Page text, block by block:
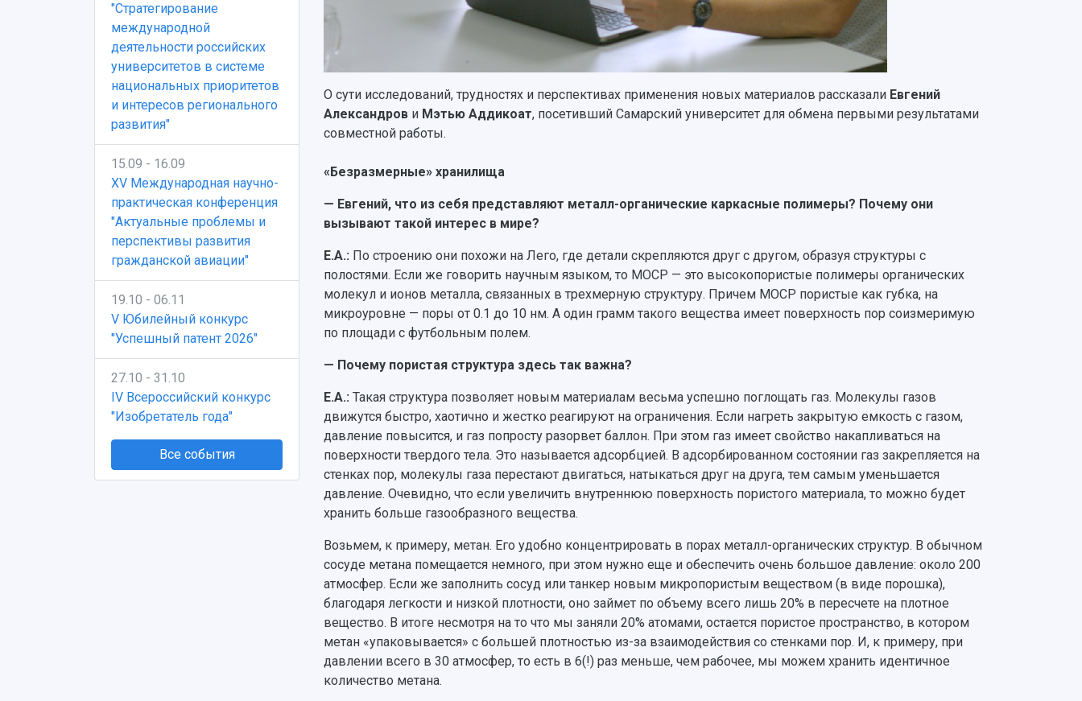
"Стратегирование
международной
деятельности российских
университетов в системе
национальных приоритетов
и интересов регионального
развития"
15.09 - 16.09
XV Международная научно-
практическая конференция
"Актуальные проблемы и
перспективы развития
гражданской авиации"
19.10 - 06.11
V Юбилейный конкурс
"Успешный патент 2026"
27.10 - 31.10
IV Всероссийский конкурс
"Изобретатель года"
Все события
О сути исследований, трудностях и перспективах применения новых материалов рассказали Евгений
Александров и Мэтью Аддикоат, посетивший Самарский университет для обмена первыми результатами
совместной работы.
«Безразмерные» хранилища
— Евгений, что из себя представляют металл-органические каркасные полимеры? Почему они
вызывают такой интерес в мире?
Е.А.: По строению они похожи на Лего, где детали скрепляются друг с другом, образуя структуры с
полостями. Если же говорить научным языком, то МОСР — это высокопористые полимеры органических
молекул и ионов металла, связанных в трехмерную структуру. Причем MOCP пористые как губка, на
микроуровне — поры от 0.1 до 10 нм. А один грамм такого вещества имеет поверхность пор соизмеримую
по площади с футбольным полем.
— Почему пористая структура здесь так важна?
Е.А.: Такая структура позволяет новым материалам весьма успешно поглощать газ. Молекулы газов
движутся быстро, хаотично и жестко реагируют на ограничения. Если нагреть закрытую емкость с газом,
давление повысится, и газ попросту разорвет баллон. При этом газ имеет свойство накапливаться на
поверхности твердого тела. Это называется адсорбцией. В адсорбированном состоянии газ закрепляется на
стенках пор, молекулы газа перестают двигаться, натыкаться друг на друга, тем самым уменьшается
давление. Очевидно, что если увеличить внутреннюю поверхность пористого материала, то можно будет
хранить больше газообразного вещества.
Возьмем, к примеру, метан. Его удобно концентрировать в порах металл-органических структур. В обычном
сосуде метана помещается немного, при этом нужно еще и обеспечить очень большое давление: около 200
атмосфер. Если же заполнить сосуд или танкер новым микропористым веществом (в виде порошка),
благодаря легкости и низкой плотности, оно займет по объему всего лишь 20% в пересчете на плотное
вещество. В итоге несмотря на то что мы заняли 20% атомами, остается пористое пространство, в котором
метан «упаковывается» с большей плотностью из-за взаимодействия со стенками пор. И, к примеру, при
давлении всего в 30 атмосфер, то есть в 6(!) раз меньше, чем рабочее, мы можем хранить идентичное
количество метана.